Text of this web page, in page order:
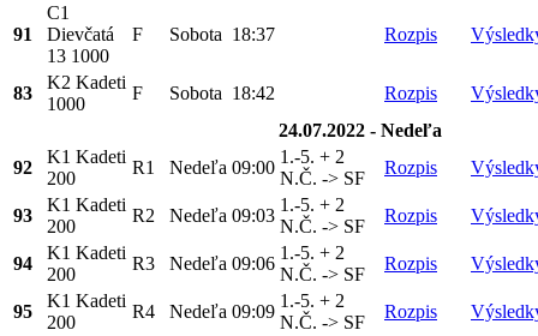
91
C1
Dievčatá
13 1000
F Sobota 18:37 Rozpis
83
K2 Kadeti
1000
F Sobota 18:42 Rozpis
24.07.2022 - Nedeľa
92
K1 Kadeti
200
R1 Nedeľa 09:00
1.-5. + 2
N.Č. -> SF
Rozpis
93
K1 Kadeti
200
R2 Nedeľa 09:03
1.-5. + 2
N.Č. -> SF
Rozpis
94
K1 Kadeti
200
R3 Nedeľa 09:06
1.-5. + 2
N.Č. -> SF
Rozpis
95
K1 Kadeti
200
R4 Nedeľa 09:09
1.-5. + 2
N.Č. -> SF
Rozpis